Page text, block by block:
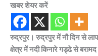
खबर शेयर करें
रुद्रपुर। रुद्रपुर में नौ दिन से
क्षेत्र में नदी किनारे गड्ढे से